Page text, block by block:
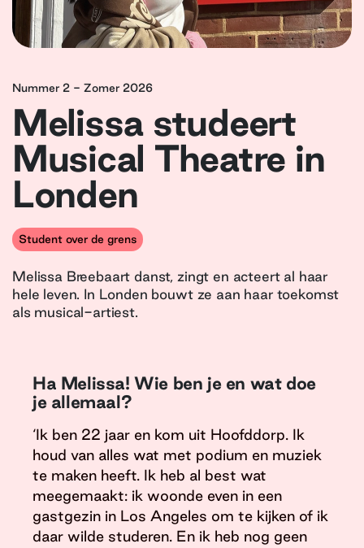
Nummer 2 - Zomer 2026
Melissa studeert
Musical Theatre in
Londen
Student over de grens
Melissa Breebaart danst, zingt en acteert al haar
hele leven. In Londen bouwt ze aan haar toekomst
als musical-artiest.
Ha Melissa! Wie ben je en wat doe
je allemaal?
‘Ik ben 22 jaar en kom uit Hoofddorp. Ik
houd van alles wat met podium en muziek
te maken heeft. Ik heb al best wat
meegemaakt: ik woonde even in een
gastgezin in Los Angeles om te kijken of ik
daar wilde studeren. En ik heb nog geen